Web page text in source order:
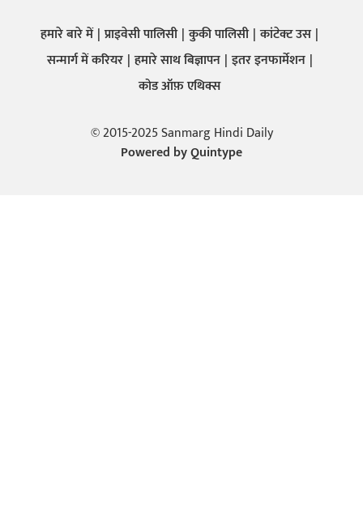
हमारे बारे में प्राइवेसी पालिसी कुकी पालिसी कांटेक्ट उस
सन्मार्ग में करियर हमारे साथ बिज्ञापन इतर इनफार्मेशन
कोड ऑफ़ एथिक्स
© 2015-2025 Sanmarg Hindi Daily
Powered byQuintype